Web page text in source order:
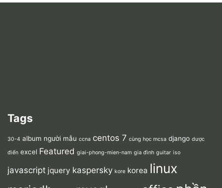
Tags
30-4 album người mẫu ccna centos 7 cùng học mcsa django dược
điển excel Featured giai-phong-mien-nam gia đình guitar iso
javascript jquery kaspersky kore korea linux